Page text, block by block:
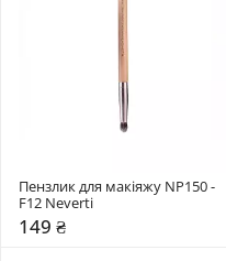
Пензлик для макіяжу NP150 -
F12 Neverti
149 ₴